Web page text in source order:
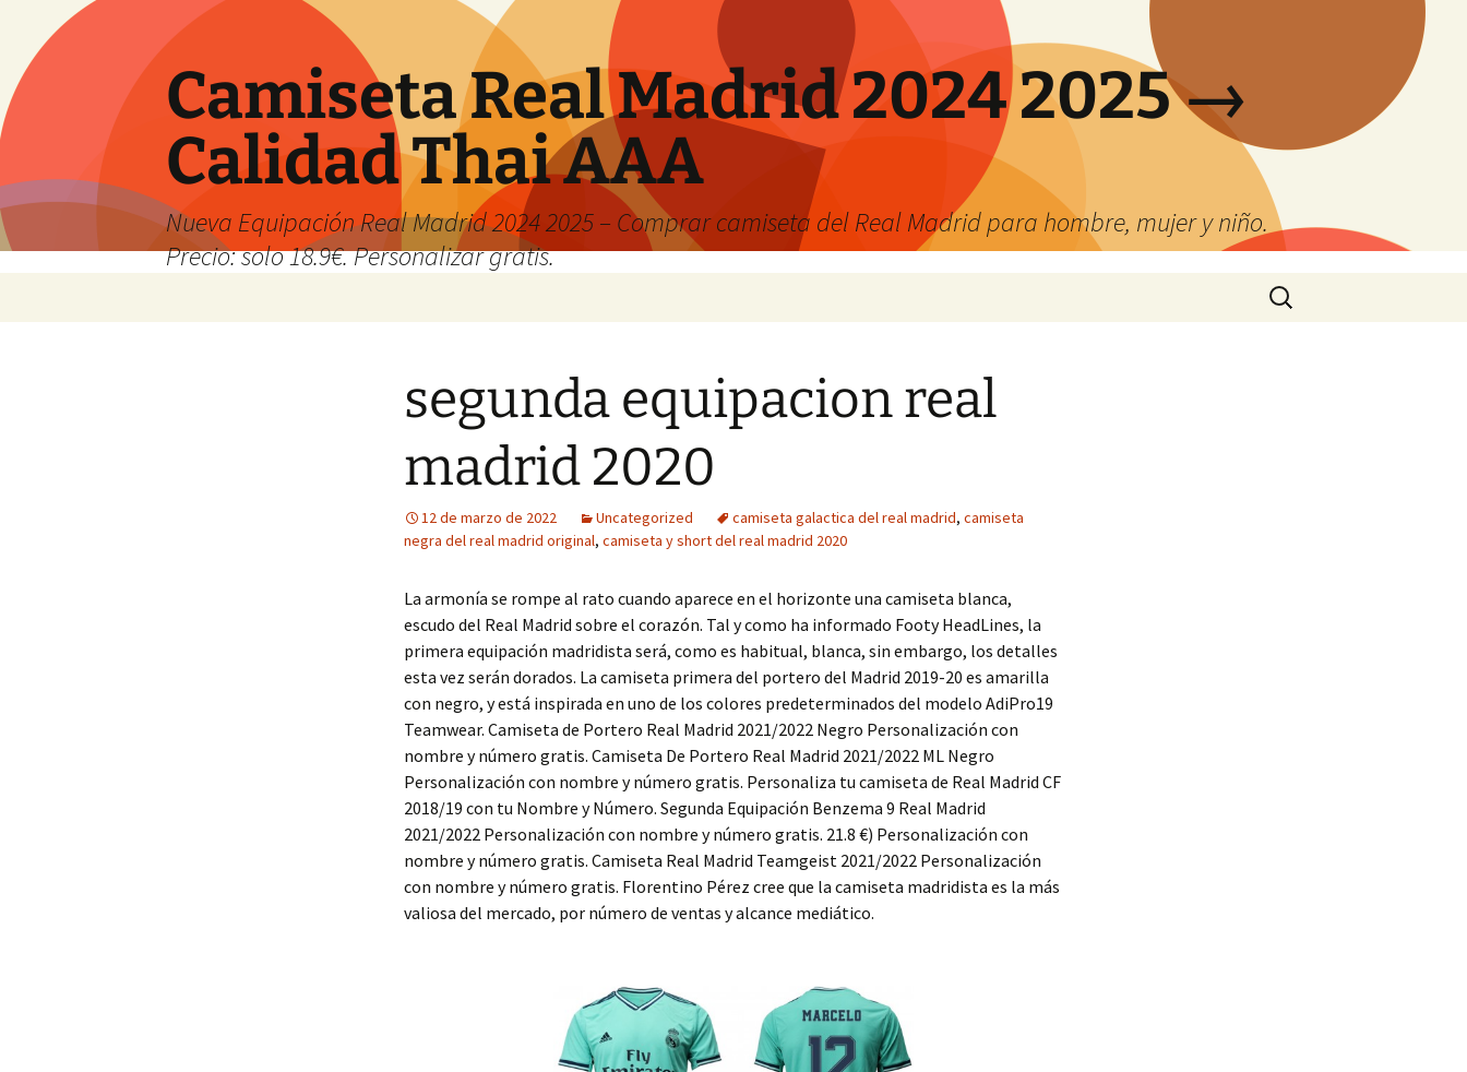
Camiseta Real Madrid 2024 2025 →
Calidad Thai AAA
Nueva Equipación Real Madrid 2024 2025 – Comprar camiseta del Real Madrid para hombre, mujer y niño.
Precio: solo 18.9€. Personalizar gratis.
Buscar:
segunda equipacion real
madrid 2020
12 de marzo de 2022 Uncategorized camiseta galactica del real madrid, camiseta
negra del real madrid original, camiseta y short del real madrid 2020
La armonía se rompe al rato cuando aparece en el horizonte una camiseta blanca,
escudo del Real Madrid sobre el corazón. Tal y como ha informado Footy HeadLines, la
primera equipación madridista será, como es habitual, blanca, sin embargo, los detalles
esta vez serán dorados. La camiseta primera del portero del Madrid 2019-20 es amarilla
con negro, y está inspirada en uno de los colores predeterminados del modelo AdiPro19
Teamwear. Camiseta de Portero Real Madrid 2021/2022 Negro Personalización con
nombre y número gratis. Camiseta De Portero Real Madrid 2021/2022 ML Negro
Personalización con nombre y número gratis. Personaliza tu camiseta de Real Madrid CF
2018/19 con tu Nombre y Número. Segunda Equipación Benzema 9 Real Madrid
2021/2022 Personalización con nombre y número gratis. 21.8 €) Personalización con
nombre y número gratis. Camiseta Real Madrid Teamgeist 2021/2022 Personalización
con nombre y número gratis. Florentino Pérez cree que la camiseta madridista es la más
valiosa del mercado, por número de ventas y alcance mediático.